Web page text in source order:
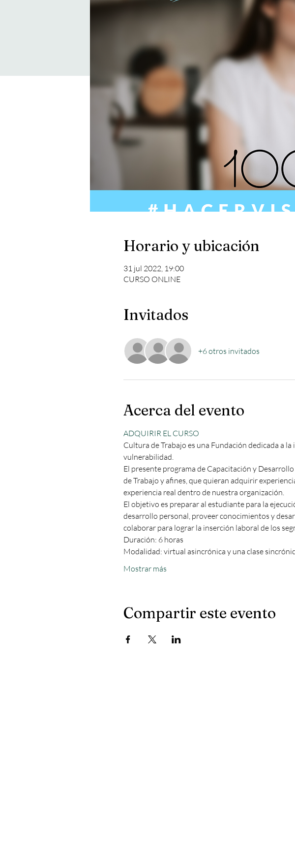
Horario y ubicación
31 jul 2022, 19:00
CURSO ONLINE
Invitados
+6 otros invitados
Acerca del evento
ADQUIRIR EL CURSO
Cultura de Trabajo es una Fundación dedicada a
vulnerabilidad.
El presente programa de Capacitación y
de Trabajo y afines, que quieran adquirir
experiencia real dentro de nuestra organización.
El objetivo es preparar al estudiante para la
desarrollo personal, proveer conocimientos y
colaborar para lograr la inserción laboral de los
Duración: 6 horas
Modalidad: virtual asincrónica y una clase
Mostrar más
Compartir este evento